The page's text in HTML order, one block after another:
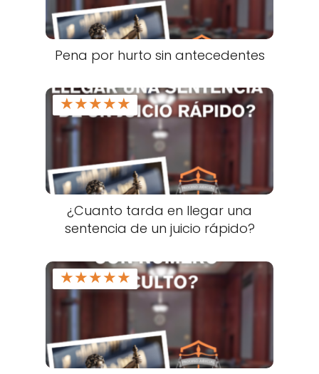
Pena por hurto sin antecedentes
★★★★★
¿Cuanto tarda en llegar una
sentencia de un juicio rápido?
★★★★★